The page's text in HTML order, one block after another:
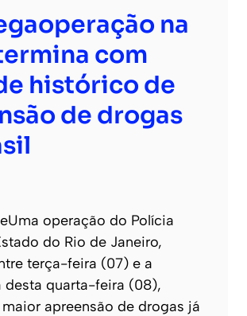
na
com
histórico de
de drogas
operação do Polícia
do Rio de Janeiro,
terça-feira (07) e a
desta quarta-feira (08),
apreensão de drogas já